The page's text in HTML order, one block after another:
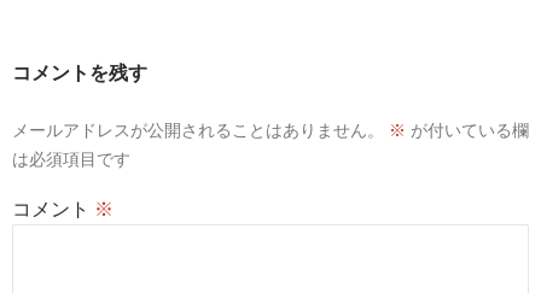
コメントを残す
メールアドレスが公開されることはありません。 ※ が付いている欄
は必須項目です
コメント ※